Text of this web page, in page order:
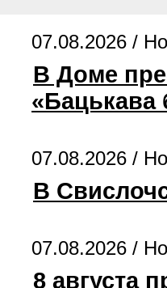
07.08.2026 /
В Доме
«Бацькава
07.08.2026 /
В
07.08.2026 /
8 августа